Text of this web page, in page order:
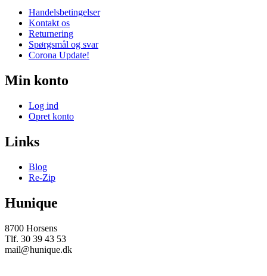
Handelsbetingelser
Kontakt os
Returnering
Spørgsmål og svar
Corona Update!
Min konto
Log ind
Opret konto
Links
Blog
Re-Zip
Hunique
8700 Horsens
Tlf. 30 39 43 53
mail@hunique.dk